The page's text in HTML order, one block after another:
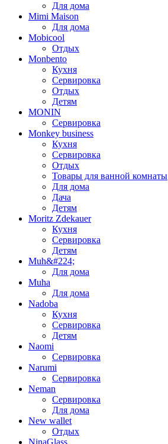
Для дома
Mimi Maison
Для дома
Mobicool
Отдых
Monbento
Кухня
Сервировка
Отдых
Детям
MONIN
Сервировка
Monkey business
Кухня
Сервировка
Отдых
Товары для ванной комнаты
Для дома
Дача
Детям
Moritz Zdekauer
Кухня
Сервировка
Детям
Muh&#224;
Для дома
Muha
Для дома
Nadoba
Кухня
Сервировка
Детям
Naomi
Сервировка
Narumi
Сервировка
Neman
Сервировка
Для дома
New wallet
Отдых